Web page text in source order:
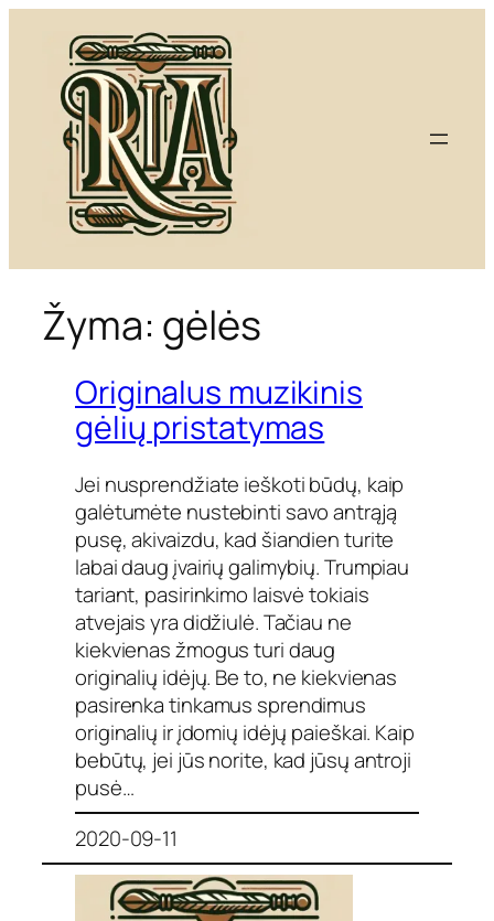
turinio
Žyma: gėlės
Originalus muzikinis
gėlių pristatymas
Jei nusprendžiate ieškoti būdų, kaip
galėtumėte nustebinti savo antrąją
pusę, akivaizdu, kad šiandien turite
labai daug įvairių galimybių. Trumpiau
tariant, pasirinkimo laisvė tokiais
atvejais yra didžiulė. Tačiau ne
kiekvienas žmogus turi daug
originalių idėjų. Be to, ne kiekvienas
pasirenka tinkamus sprendimus
originalių ir įdomių idėjų paieškai. Kaip
bebūtų, jei jūs norite, kad jūsų antroji
pusė…
2020-09-11